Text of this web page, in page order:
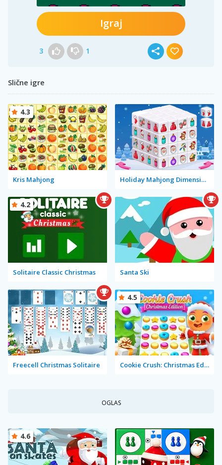
Igraj
3 1
Slične igre
Kris Mahjong
4.3
Holiday Mahjong Dimensions
Solitaire Classic Christmas
4.2
Santa Ski
Freecell Christmas Solitaire Cookie Crush: Christmas Edition
4.5
OGLAS
4.6